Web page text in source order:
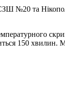
№20 та
150